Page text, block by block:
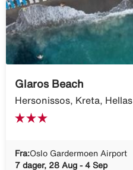
Glaros Beach
Hersonissos, Kreta, Hellas
Fra:Oslo Gardermoen Airport
7 dager, 28 Aug - 4 Sep